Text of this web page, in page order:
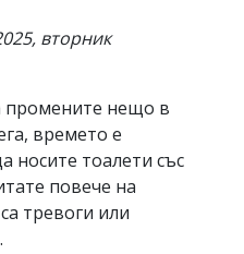
вторник
промените нещо в
времето е
носите тоалети със
повече на
тревоги или